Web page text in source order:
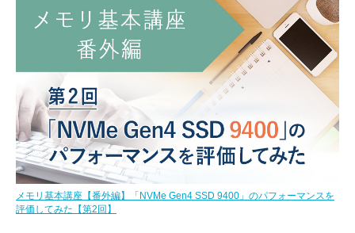
メモリ基本講座【番外編】「NVMe Gen4 SSD 9400」のパフォーマンスを
評価してみた【第2回】